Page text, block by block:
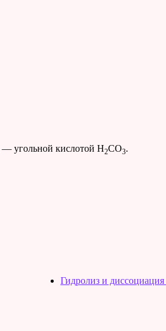
— угольной кислотой H2CO3.
Гидролиз и